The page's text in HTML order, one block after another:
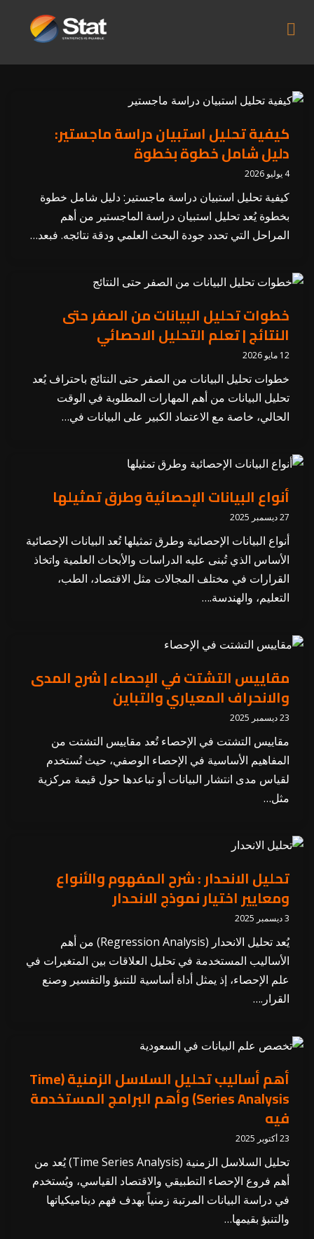
كيفية تحليل استبيان دراسة ماجستير:
دليل شامل خطوة بخطوة
4 يوليو 2026
كيفية تحليل استبيان دراسة ماجستير: دليل شامل خطوة
بخطوة يُعد تحليل استبيان دراسة الماجستير من أهم
المراحل التي تحدد جودة البحث العلمي ودقة نتائجه. فبعد…
خطوات تحليل البيانات من الصفر حتى
النتائج | تعلم التحليل الاحصائي
12 مايو 2026
خطوات تحليل البيانات من الصفر حتى النتائج باحتراف يُعد
تحليل البيانات من أهم المهارات المطلوبة في الوقت
الحالي، خاصة مع الاعتماد الكبير على البيانات في…
أنواع البيانات الإحصائية وطرق تمثيلها
27 ديسمبر 2025
أنواع البيانات الإحصائية وطرق تمثيلها تُعد البيانات الإحصائية
الأساس الذي تُبنى عليه الدراسات والأبحاث العلمية واتخاذ
القرارات في مختلف المجالات مثل الاقتصاد، الطب،
التعليم، والهندسة.…
مقاييس التشتت في الإحصاء | شرح المدى
والانحراف المعياري والتباين
23 ديسمبر 2025
مقاييس التشتت في الإحصاء تُعد مقاييس التشتت من
المفاهيم الأساسية في الإحصاء الوصفي، حيث تُستخدم
لقياس مدى انتشار البيانات أو تباعدها حول قيمة مركزية
مثل…
تحليل الانحدار : شرح المفهوم والأنواع
ومعايير اختيار نموذج الانحدار
3 ديسمبر 2025
يُعد تحليل الانحدار (Regression Analysis) من أهم
الأساليب المستخدمة في تحليل العلاقات بين المتغيرات في
علم الإحصاء، إذ يمثل أداة أساسية للتنبؤ والتفسير وصنع
القرار.…
أهم أساليب تحليل السلاسل الزمنية (Time
Series Analysis) وأهم البرامج المستخدمة
فيه
23 أكتوبر 2025
تحليل السلاسل الزمنية (Time Series Analysis) يُعد من
أهم فروع الإحصاء التطبيقي والاقتصاد القياسي، ويُستخدم
في دراسة البيانات المرتبة زمنياً بهدف فهم ديناميكياتها
والتنبؤ بقيمها…